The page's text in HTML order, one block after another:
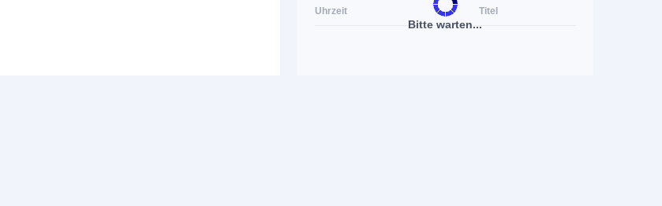
Bitte warten...
Uhrzeit Titel